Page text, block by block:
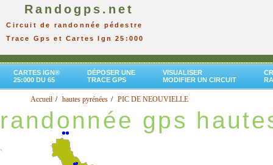
Randogps.net
Circuit de randonnée pédestre
Trace Gps et Cartes Ign 25:000
CARTES IGN®
25:000 DU 65
DÉPOSER UNE
TRACE GPS
VISUALISER
MODIFIER UN CIRCUIT
Accueil hautes pyrénées PIC DE NEOUVIELLE
randonnée gps